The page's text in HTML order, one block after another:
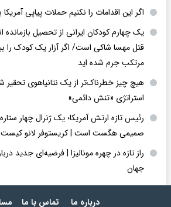
اگر این اقدامات را نکنیم حملات پیاپی
یک چهارم کودکان ایرانی از تحصیل بازمانده
قتل مهسا شاکی است/ اگر آزار یک کودک را
مرتکب جرم شده اید
هیچ چیز خطرناک‌تر از یک نتانیاهوی تحقیر
استراتژی «تنش دائمی»
رئیس تازه ارتش آمریکا؛ یک ژنرال چهار
صمیمی هگست است | کریستوفر لانو
راز تازه در چهره مونالیزا | فرضیه‌ای جدید
جهان
درباره ما تماس با ما